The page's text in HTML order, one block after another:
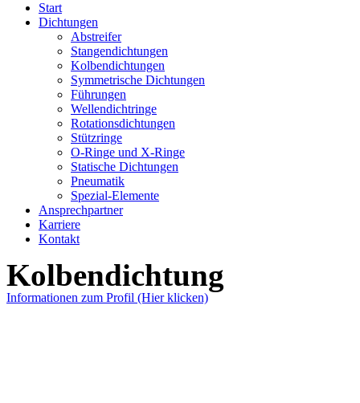
Start
Dichtungen
Abstreifer
Stangendichtungen
Kolbendichtungen
Symmetrische Dichtungen
Führungen
Wellendichtringe
Rotationsdichtungen
Stützringe
O-Ringe und X-Ringe
Statische Dichtungen
Pneumatik
Spezial-Elemente
Ansprechpartner
Karriere
Kontakt
Kolbendichtung
Informationen zum Profil (Hier klicken)